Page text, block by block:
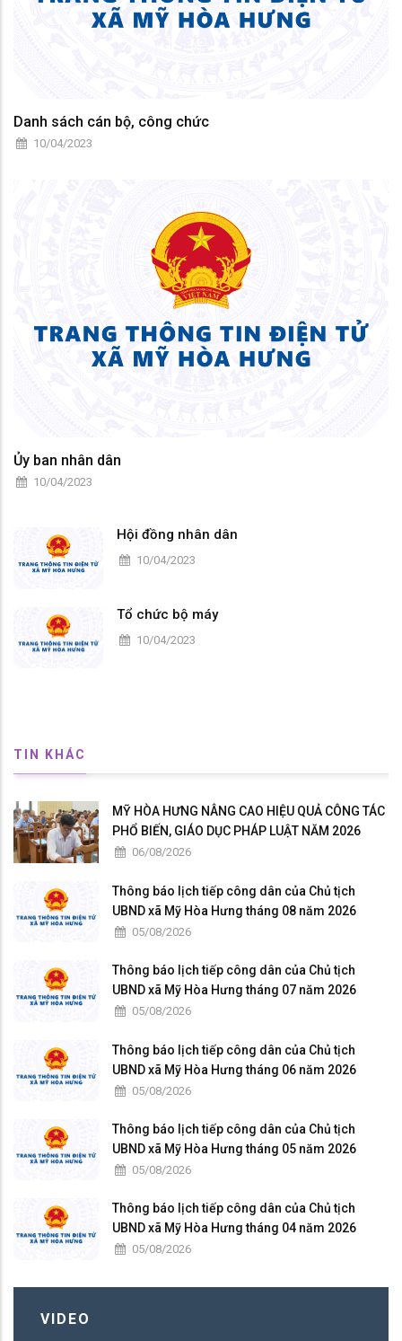
Danh sách cán bộ, công chức
10/04/2023
Ủy ban nhân dân
10/04/2023
Hội đồng nhân dân
10/04/2023
Tổ chức bộ máy
10/04/2023
TIN KHÁC
MỸ HÒA HƯNG NÂNG CAO HIỆU QUẢ CÔNG TÁC
PHỔ BIẾN, GIÁO DỤC PHÁP LUẬT NĂM 2026
06/08/2026
Thông báo lịch tiếp công dân của Chủ tịch
UBND xã Mỹ Hòa Hưng tháng 08 năm 2026
05/08/2026
Thông báo lịch tiếp công dân của Chủ tịch
UBND xã Mỹ Hòa Hưng tháng 07 năm 2026
05/08/2026
Thông báo lịch tiếp công dân của Chủ tịch
UBND xã Mỹ Hòa Hưng tháng 06 năm 2026
05/08/2026
Thông báo lịch tiếp công dân của Chủ tịch
UBND xã Mỹ Hòa Hưng tháng 05 năm 2026
05/08/2026
Thông báo lịch tiếp công dân của Chủ tịch
UBND xã Mỹ Hòa Hưng tháng 04 năm 2026
05/08/2026
VIDEO